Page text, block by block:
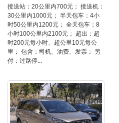
接送站：20公里内700元； 接送机：
30公里内1000元； 半天包车：4小
时50公里内1200元； 全天包车：8
小时100公里内2100元； 超出：超
时200元每小时、超公里10元每公
里； 包含：司机、油费、发票； 另
付：过路停...